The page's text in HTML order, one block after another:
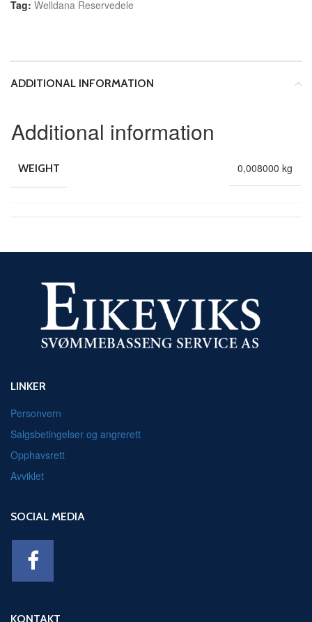
Tag: Welldana Reservedele
ADDITIONAL INFORMATION
Additional information
WEIGHT 0,008000 kg
LINKER
Personvern
Salgsbetingelser og angrerett
Opphavsrett
Avviklet
SOCIAL MEDIA
KONTAKT